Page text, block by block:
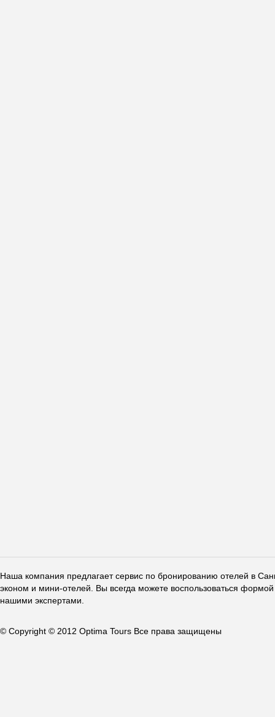
Наша компания предлагает сервис по бронированию отелей в
эконом и мини-отелей. Вы всегда можете воспользоваться
нашими экспертами.
© Copyright © 2012 Optima Tours Все права защищены